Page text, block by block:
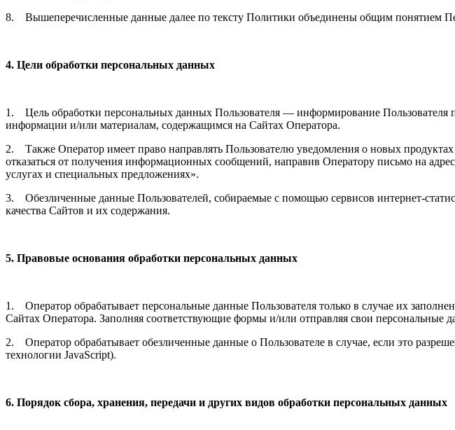
8. Вышеперечисленные данные далее по тексту Политики объединены общим понятием
4. Цели обработки персональных данных
1. Цель обработки персональных данных Пользователя — информирование Пользователя
информации и/или материалам, содержащимся на Сайтах Оператора.
2. Также Оператор имеет право направлять Пользователю уведомления о новых
отказаться от получения информационных сообщений, направив Оператору письмо на
услугах и специальных предложениях».
3. Обезличенные данные Пользователей, собираемые с помощью сервисов интернет-
качества Сайтов и их содержания.
5. Правовые основания обработки персональных данных
1. Оператор обрабатывает персональные данные Пользователя только в случае их
Сайтах Оператора. Заполняя соответствующие формы и/или отправляя свои персональные
2. Оператор обрабатывает обезличенные данные о Пользователе в случае, если это
технологии JavaScript).
6. Порядок сбора, хранения, передачи и других видов обработки персональных данных